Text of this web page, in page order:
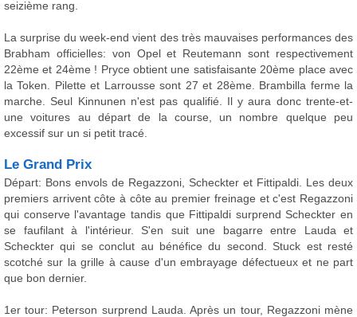
seizième rang.
La surprise du week-end vient des très mauvaises performances des
Brabham officielles: von Opel et Reutemann sont respectivement
22ème et 24ème ! Pryce obtient une satisfaisante 20ème place avec
la Token. Pilette et Larrousse sont 27 et 28ème. Brambilla ferme la
marche. Seul Kinnunen n'est pas qualifié. Il y aura donc trente-et-
une voitures au départ de la course, un nombre quelque peu
excessif sur un si petit tracé.
Le Grand Prix
Départ: Bons envols de Regazzoni, Scheckter et Fittipaldi. Les deux
premiers arrivent côte à côte au premier freinage et c'est Regazzoni
qui conserve l'avantage tandis que Fittipaldi surprend Scheckter en
se faufilant à l'intérieur. S'en suit une bagarre entre Lauda et
Scheckter qui se conclut au bénéfice du second. Stuck est resté
scotché sur la grille à cause d'un embrayage défectueux et ne part
que bon dernier.
1er tour: Peterson surprend Lauda. Après un tour, Regazzoni mène